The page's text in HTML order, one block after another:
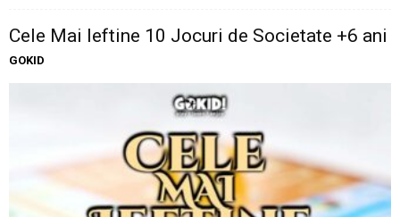
Cele Mai Ieftine 10 Jocuri de Societate +6 ani
GOKID